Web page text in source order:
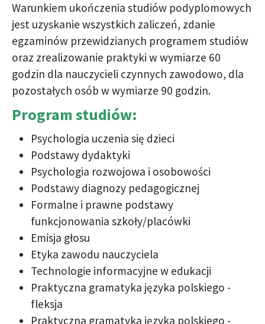
Warunkiem ukończenia studiów podyplomowych
jest uzyskanie wszystkich zaliczeń, zdanie
egzaminów przewidzianych programem studiów
oraz zrealizowanie praktyki w wymiarze 60
godzin dla nauczycieli czynnych zawodowo, dla
pozostałych osób w wymiarze 90 godzin.
Program studiów:
Psychologia uczenia się dzieci
Podstawy dydaktyki
Psychologia rozwojowa i osobowości
Podstawy diagnozy pedagogicznej
Formalne i prawne podstawy
funkcjonowania szkoły/placówki
Emisja głosu
Etyka zawodu nauczyciela
Technologie informacyjne w edukacji
Praktyczna gramatyka języka polskiego -
fleksja
Praktyczna gramatyka języka polskiego -